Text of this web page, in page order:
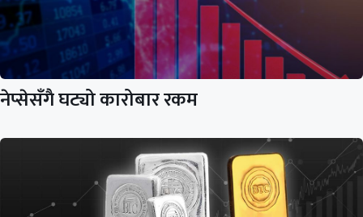
नेप्सेसँगै घट्यो कारोबार रकम